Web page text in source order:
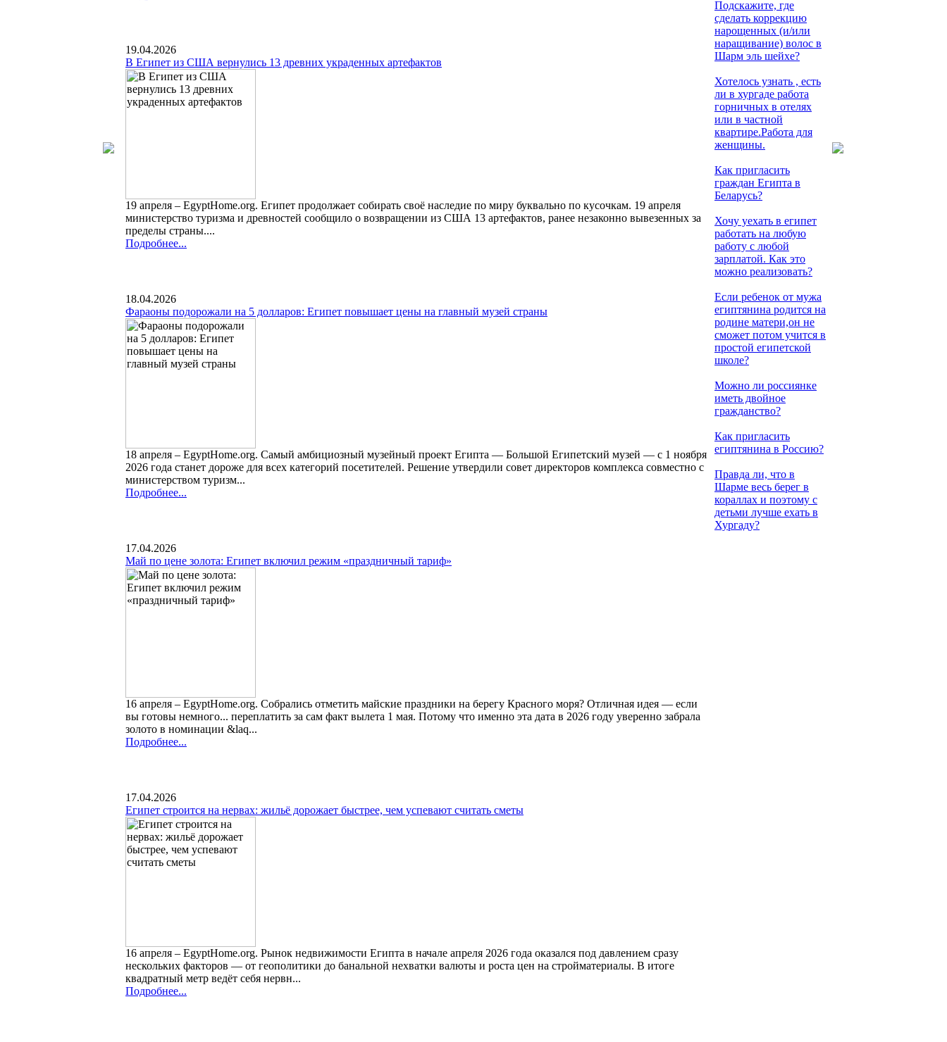
19.04.2026
В Египет из США вернулись 13 древних украденных артефактов
19 апреля – EgyptHome.org. Египет продолжает собирать своё наследие по миру буквально по кусочкам. 19 апреля
министерство туризма и древностей сообщило о возвращении из США 13 артефактов, ранее незаконно вывезенных за
пределы страны....
Подробнее...
18.04.2026
Фараоны подорожали на 5 долларов: Египет повышает цены на главный музей страны
18 апреля – EgyptHome.org. Самый амбициозный музейный проект Египта — Большой Египетский музей — с 1 ноября
2026 года станет дороже для всех категорий посетителей. Решение утвердили совет директоров комплекса совместно с
министерством туризм...
Подробнее...
17.04.2026
Май по цене золота: Египет включил режим «праздничный тариф»
16 апреля – EgyptHome.org. Собрались отметить майские праздники на берегу Красного моря? Отличная идея — если
вы готовы немного... переплатить за сам факт вылета 1 мая. Потому что именно эта дата в 2026 году уверенно забрала
золото в номинации &laq...
Подробнее...
17.04.2026
Египет строится на нервах: жильё дорожает быстрее, чем успевают считать сметы
16 апреля – EgyptHome.org. Рынок недвижимости Египта в начале апреля 2026 года оказался под давлением сразу
нескольких факторов — от геополитики до банальной нехватки валюты и роста цен на стройматериалы. В итоге
квадратный метр ведёт себя нервн...
Подробнее...
Подскажите, где
сделать коррекцию
нарощенных (и/или
наращивание) волос в
Шарм эль шейхе?
Хотелось узнать , есть
ли в хургаде работа
горничных в отелях
или в частной
квартире.Работа для
женщины.
Как пригласить
граждан Египта в
Беларусь?
Хочу уехать в египет
работать на любую
работу с любой
зарплатой. Как это
можно реализовать?
Если ребенок от мужа
египтянина родится на
родине матери,он не
сможет потом учится в
простой египетской
школе?
Можно ли россиянке
иметь двойное
гражданство?
Как пригласить
египтянина в Россию?
Правда ли, что в
Шарме весь берег в
кораллах и поэтому с
детьми лучше ехать в
Хургаду?